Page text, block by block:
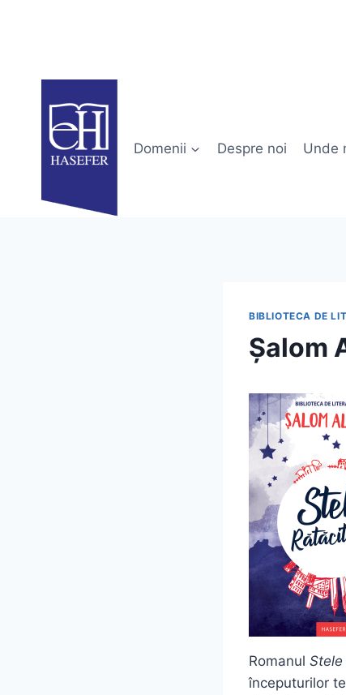
Domenii Despre noi Unde
BIBLIOTECA DE
Șalom
Romanul
începuturilor